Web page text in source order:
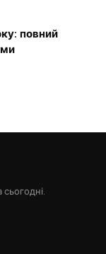
повний
сьогодні.